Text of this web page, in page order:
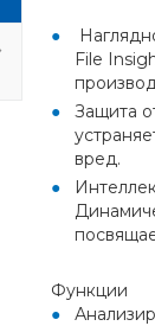
File
Защита
вред.
Функции